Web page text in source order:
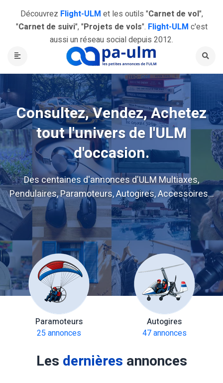
Découvrez Flight-ULM et les outils "Carnet de vol",
"Carnet de suivi", "Projets de vols". Flight-ULM c'est
aussi un réseau social depuis 2012.
Consultez, Vendez, Achetez
tout l'univers de l'ULM
d'occasion.
Des centaines d'annonces d'ULM Multiaxes,
Pendulaires, Paramoteurs, Autogires, Accessoires...
Paramoteurs
25 annonces
Autogires
47 annonces
Les dernières annonces